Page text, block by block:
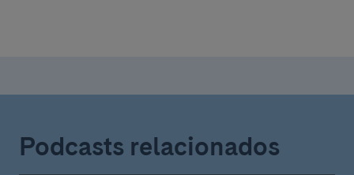
Podcasts relacionados